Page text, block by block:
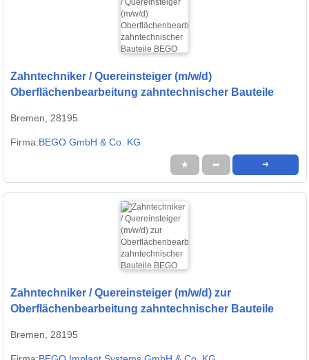
Zahntechniker / Quereinsteiger (m/w/d)
Oberflächenbearbeitung zahntechnischer Bauteile
Bremen, 28195
Firma:BEGO GmbH & Co. KG
★ ➦ ➜
Zahntechniker / Quereinsteiger (m/w/d) zur
Oberflächenbearbeitung zahntechnischer Bauteile
Bremen, 28195